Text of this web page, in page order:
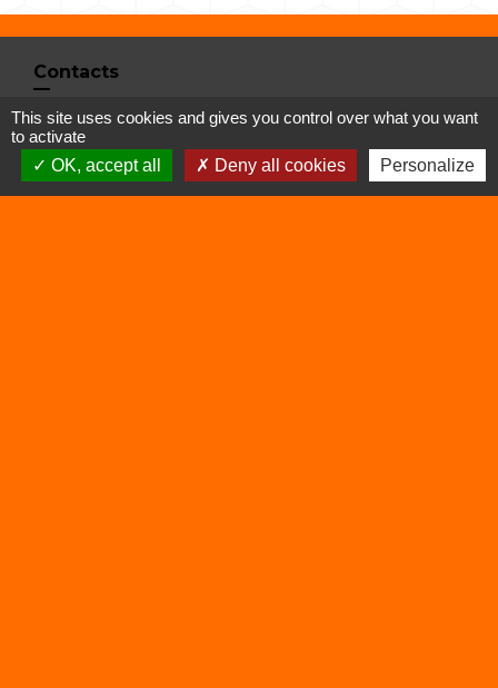
Contacts
Commune de Vertrieu
1 place de la Mairie
38390 Vertrieu - FRANCE
+33 4 74 90 61 68
This site uses cookies and gives you control over what you want
to activate
OK, accept all
Deny all cookies Personalize